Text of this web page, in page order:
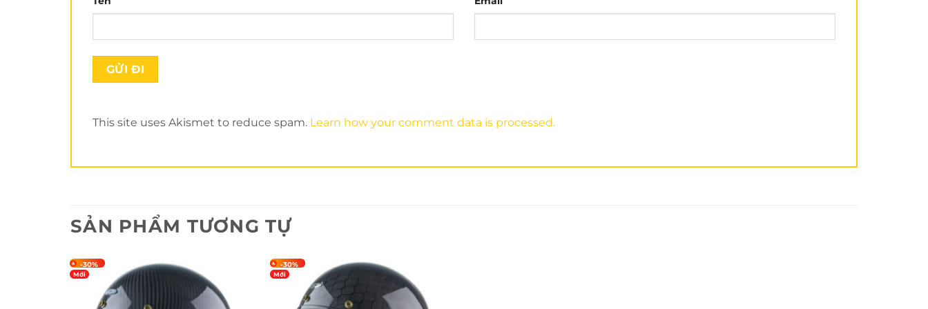
This site uses Akismet to reduce spam. Learn how your comment data is processed.
SẢN PHẨM TƯƠNG TỰ
-30%
Mới
-30%
Mới